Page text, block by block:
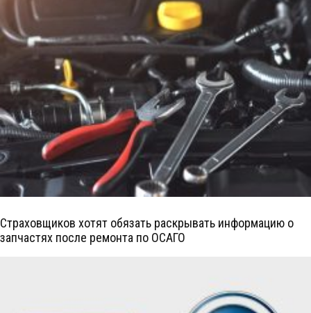
Страховщиков хотят обязать раскрывать информацию о
запчастях после ремонта по ОСАГО